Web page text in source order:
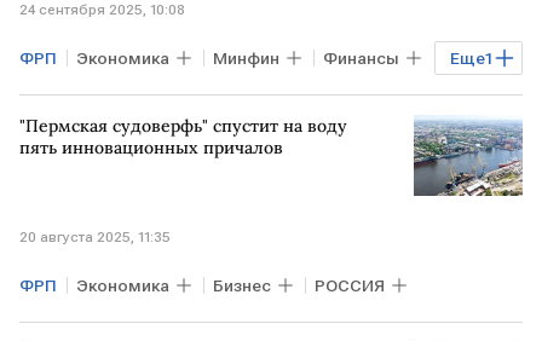
24 сентября 2025, 10:08
Еще1
ФРП Экономика Минфин Финансы
РОССИЯ
"Пермская судоверфь" спустит на воду
пять инновационных причалов
20 августа 2025, 11:35
ФРП Экономика Бизнес РОССИЯ